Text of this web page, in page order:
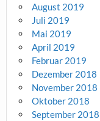
August 2019
Juli 2019
Mai 2019
April 2019
Februar 2019
Dezember 2018
November 2018
Oktober 2018
September 2018